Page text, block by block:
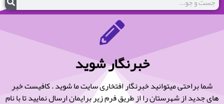
خبرنگار شوید
شما براحتی میتوانید خبرنگار افتخاری سایت ما شوید . کافیست خبر
های جدید از شهرستان را از طریق فرم زیر برایمان ارسال نمایید تا با نام